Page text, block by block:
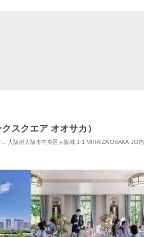
スクエア オオサカ）
対応人数: 着席：6名 ～ 146名 挙式スタ
大阪府大阪市中央区大阪城 1-1 MIRAIZA OSAKA-JO内